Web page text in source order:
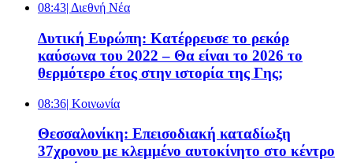
08:43| Διεθνή Νέα
Δυτική Ευρώπη: Κατέρρευσε το ρεκόρ
καύσωνα του 2022 – Θα είναι το 2026 το
θερμότερο έτος στην ιστορία της Γης;
08:36| Κοινωνία
Θεσσαλονίκη: Επεισοδιακή καταδίωξη
37χρονου με κλεμμένο αυτοκίνητο στο κέντρο